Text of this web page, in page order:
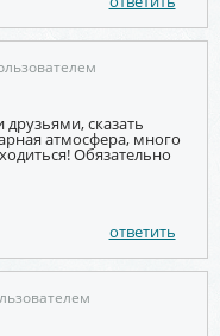
сказать
атмосфера, много
Обязательно
ответить